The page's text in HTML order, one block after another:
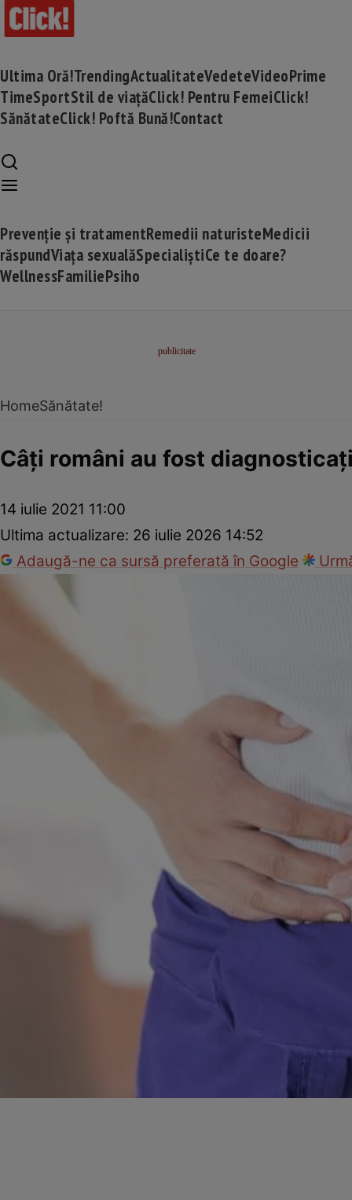
Ultima Oră!TrendingActualitateVedeteVideoPrime
TimeSportStil de viațăClick! Pentru FemeiClick!
SănătateClick! Poftă Bună!Contact
Prevenție și tratamentRemedii naturisteMedicii
răspundViața sexualăSpecialiștiCe te doare?
WellnessFamiliePsiho
HomeSănătate!
Câţi români au fost
14 iulie 2021 11:00
Ultima actualizare: 26 iulie 2026 14:52
Adaugă-ne ca sursă preferată în Google